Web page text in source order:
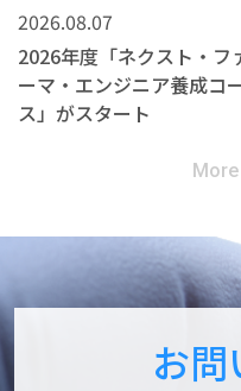
2026.08.07
2026年度「ネクスト・フ
ーマ・エンジニア養成コ
ス」がスタート
More
お